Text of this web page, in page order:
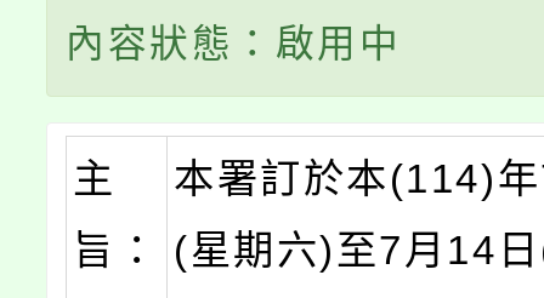
內容狀態：啟用中
主
旨：
本署訂於本(114)
(星期六)至7月14